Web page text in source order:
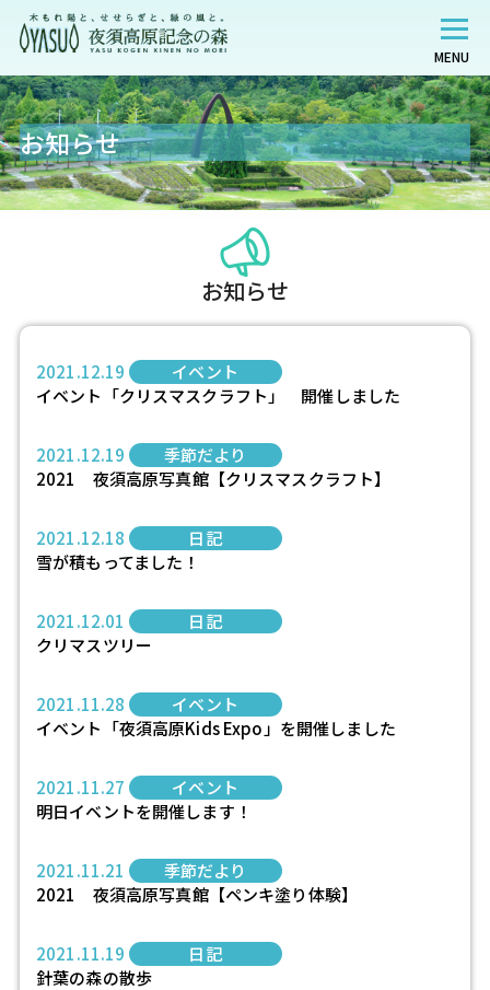
MENU
お知らせ
お知らせ
2021.12.19
イベント
イベント「クリスマスクラフト」 開催しました
2021.12.19
季節だより
2021 夜須高原写真館【クリスマスクラフト】
2021.12.18
日記
雪が積もってました！
2021.12.01
日記
クリマスツリー
2021.11.28
イベント
イベント「夜須高原Kids Expo」を開催しました
2021.11.27
イベント
明日イベントを開催します！
2021.11.21
季節だより
2021 夜須高原写真館【ペンキ塗り体験】
2021.11.19
日記
針葉の森の散歩